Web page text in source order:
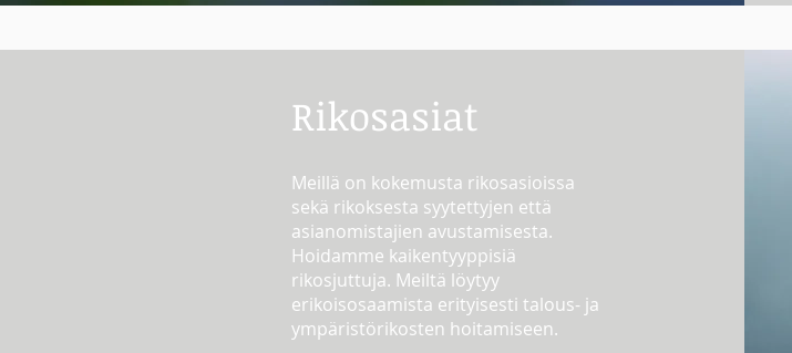
Rikosasiat
Meillä on kokemusta rikosasioissa
sekä rikoksesta syytettyjen että
asianomistajien avustamisesta.
Hoidamme kaikentyyppisiä
rikosjuttuja. Meiltä löytyy
erikoisosaamista erityisesti talous- ja
ympäristörikosten hoitamiseen.